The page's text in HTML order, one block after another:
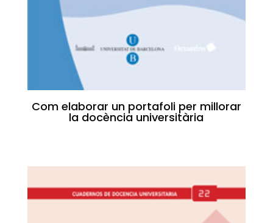
Com elaborar un portafoli per millorar
la docència universitària